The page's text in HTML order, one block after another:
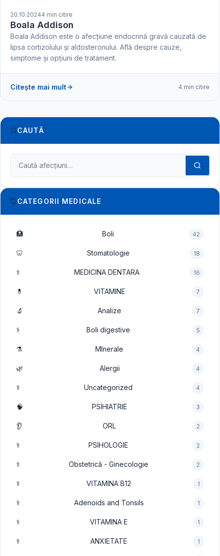
20.10.20244 min citire
Boala Addison
Boala Addison este o afecțiune endocrină gravă cauzată de
lipsa cortizolului și aldosteronului. Află despre cauze,
simptome și opțiuni de tratament.
Citește mai mult 4 min citire
CAUTĂ
Caută în dicționarul medical
CATEGORII MEDICALE
🏥 Boli 42
🦷 Stomatologie 18
⚕️ MEDICINA DENTARA 16
💊 VITAMINE 7
🔬 Analize 7
⚕️ Boli digestive 5
⚗️ MInerale 4
🌿 Alergii 4
⚕️ Uncategorized 4
🧠 PSIHIATRIE 3
👂 ORL 2
⚕️ PSIHOLOGIE 2
⚕️ Obstetrică - Ginecologie 2
⚕️ VITAMINA B12 1
⚕️ Adenoids and Tonsils 1
⚕️ VITAMINA E 1
⚕️ ANXIETATE 1